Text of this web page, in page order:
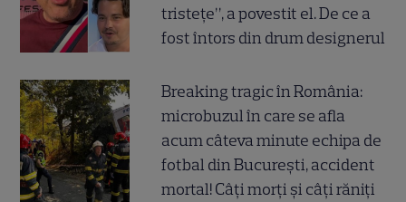
tristețe”, a povestit el. De ce a
fost întors din drum designerul
Breaking tragic în România:
microbuzul în care se afla
acum câteva minute echipa de
fotbal din București, accident
mortal! Câți morți și câți răniți